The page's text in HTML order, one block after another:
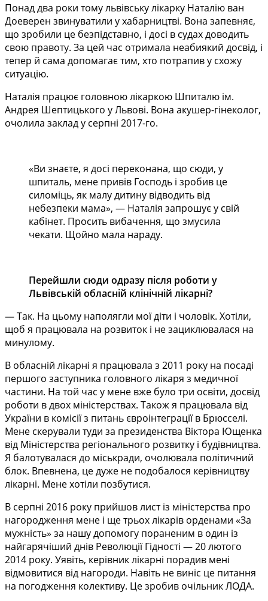
Понад два роки тому львівську лікарку Наталію ван
Доеверен звинуватили у хабарництві. Вона запевняє,
що зробили це безпідставно, і досі в судах доводить
свою правоту. За цей час отримала неабиякий досвід, і
тепер й сама допомагає тим, хто потрапив у схожу
ситуацію.
Наталія працює головною лікаркою Шпиталю ім.
Андрея Шептицького у Львові. Вона акушер-гінеколог,
очолила заклад у серпні 2017-го.
«Ви знаєте, я досі переконана, що сюди, у
шпиталь, мене привів Господь і зробив це
силоміць, як малу дитину відводить від
небезпеки мама», — Наталія запрошує у свій
кабінет. Просить вибачення, що змусила
чекати. Щойно мала нараду.
Перейшли сюди одразу після роботи у
Львівській обласній клінічній лікарні?
—Так. На цьому наполягли мої діти і чоловік. Хотіли,
щоб я працювала на розвиток і не зациклювалася на
минулому.
В обласній лікарні я працювала з 2011 року на посаді
першого заступника головного лікаря з медичної
частини. На той час у мене вже було три освіти, досвід
роботи в двох міністерствах. Також я працювала від
України в комісії з питань євроінтеграції в Брюсселі.
Мене скерували туди за президенства Віктора Ющенка
від Міністерства регіонального розвитку і будівництва.
Я балотувалася до міськради, очолювала політичний
блок. Впевнена, це дуже не подобалося керівництву
лікарні. Мене хотіли позбутися.
В серпні 2016 року прийшов лист із міністерства про
нагородження мене і ще трьох лікарів орденами «За
мужність» за нашу допомогу пораненим в один із
найгарячіший днів Революції Гідності — 20 лютого
2014 року. Уявіть, керівник лікарні порадив мені
відмовитися від нагороди. Навіть не виніс це питання
на погодження колективу. Це зробив очільник ЛОДА.